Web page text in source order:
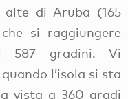
alte di Aruba (165
si raggiungere
587 gradini. Vi
l’isola si sta
vista a 360 gradi